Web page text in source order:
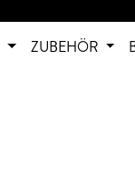
ZUBEHÖR